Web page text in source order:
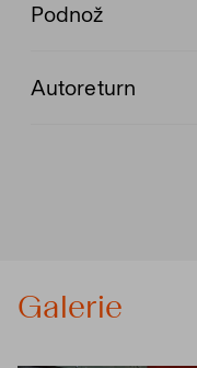
Podnož
Autoreturn
Galerie